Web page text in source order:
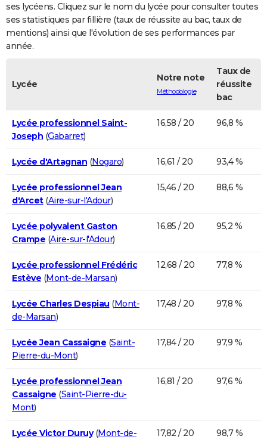
S'inscrire
Se connecter
Lycées
Collèges
Primaires
Universités
Entreprises
Service militaire
Avis de recherche
AVIS DE DÉCÈS
FORUM
ses lycéens. Cliquez sur le nom du lycée pour consulter toutes
ses statistiques par fillière (taux de réussite au bac, taux de
mentions) ainsi que l'évolution de ses performances par
année.
Lycée
Notre note
Méthodologie
Taux de
réussite
bac
Lycée professionnel Saint-
Joseph (Gabarret)
16,58 / 20 96,8 %
Lycée d'Artagnan (Nogaro) 16,61 / 20 93,4 %
Lycée professionnel Jean
d'Arcet(Aire-sur-l'Adour)
15,46 / 20 88,6 %
Lycée polyvalent Gaston
Crampe (Aire-sur-l'Adour)
16,85 / 20 95,2 %
Lycée professionnel Frédéric
Estève (Mont-de-Marsan)
12,68 / 20 77,8 %
Lycée Charles Despiau (Mont-
de-Marsan)
17,48 / 20 97,8 %
Lycée Jean Cassaigne (Saint-
Pierre-du-Mont)
17,84 / 20 97,9 %
Lycée professionnel Jean
Cassaigne (Saint-Pierre-du-
Mont)
16,81 / 20 97,6 %
Lycée Victor Duruy(Mont-de-
17,82 / 20 98,7 %